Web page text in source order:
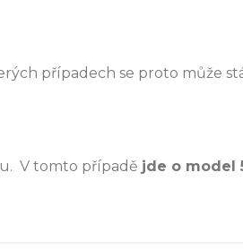
případech se proto může
V tomto případě jde o model